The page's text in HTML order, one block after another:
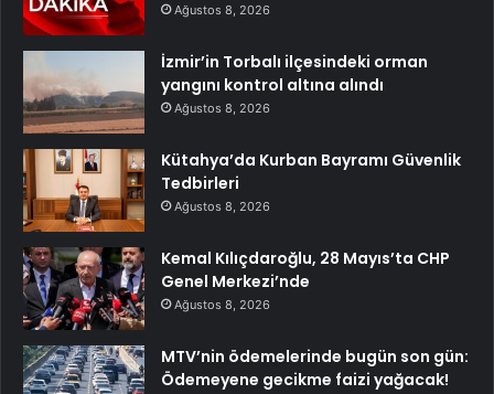
Ağustos 8, 2026
İzmir’in Torbalı ilçesindeki orman
yangını kontrol altına alındı
Ağustos 8, 2026
Kütahya’da Kurban Bayramı Güvenlik
Tedbirleri
Ağustos 8, 2026
Kemal Kılıçdaroğlu, 28 Mayıs’ta CHP
Genel Merkezi’nde
Ağustos 8, 2026
MTV’nin ödemelerinde bugün son gün:
Ödemeyene gecikme faizi yağacak!